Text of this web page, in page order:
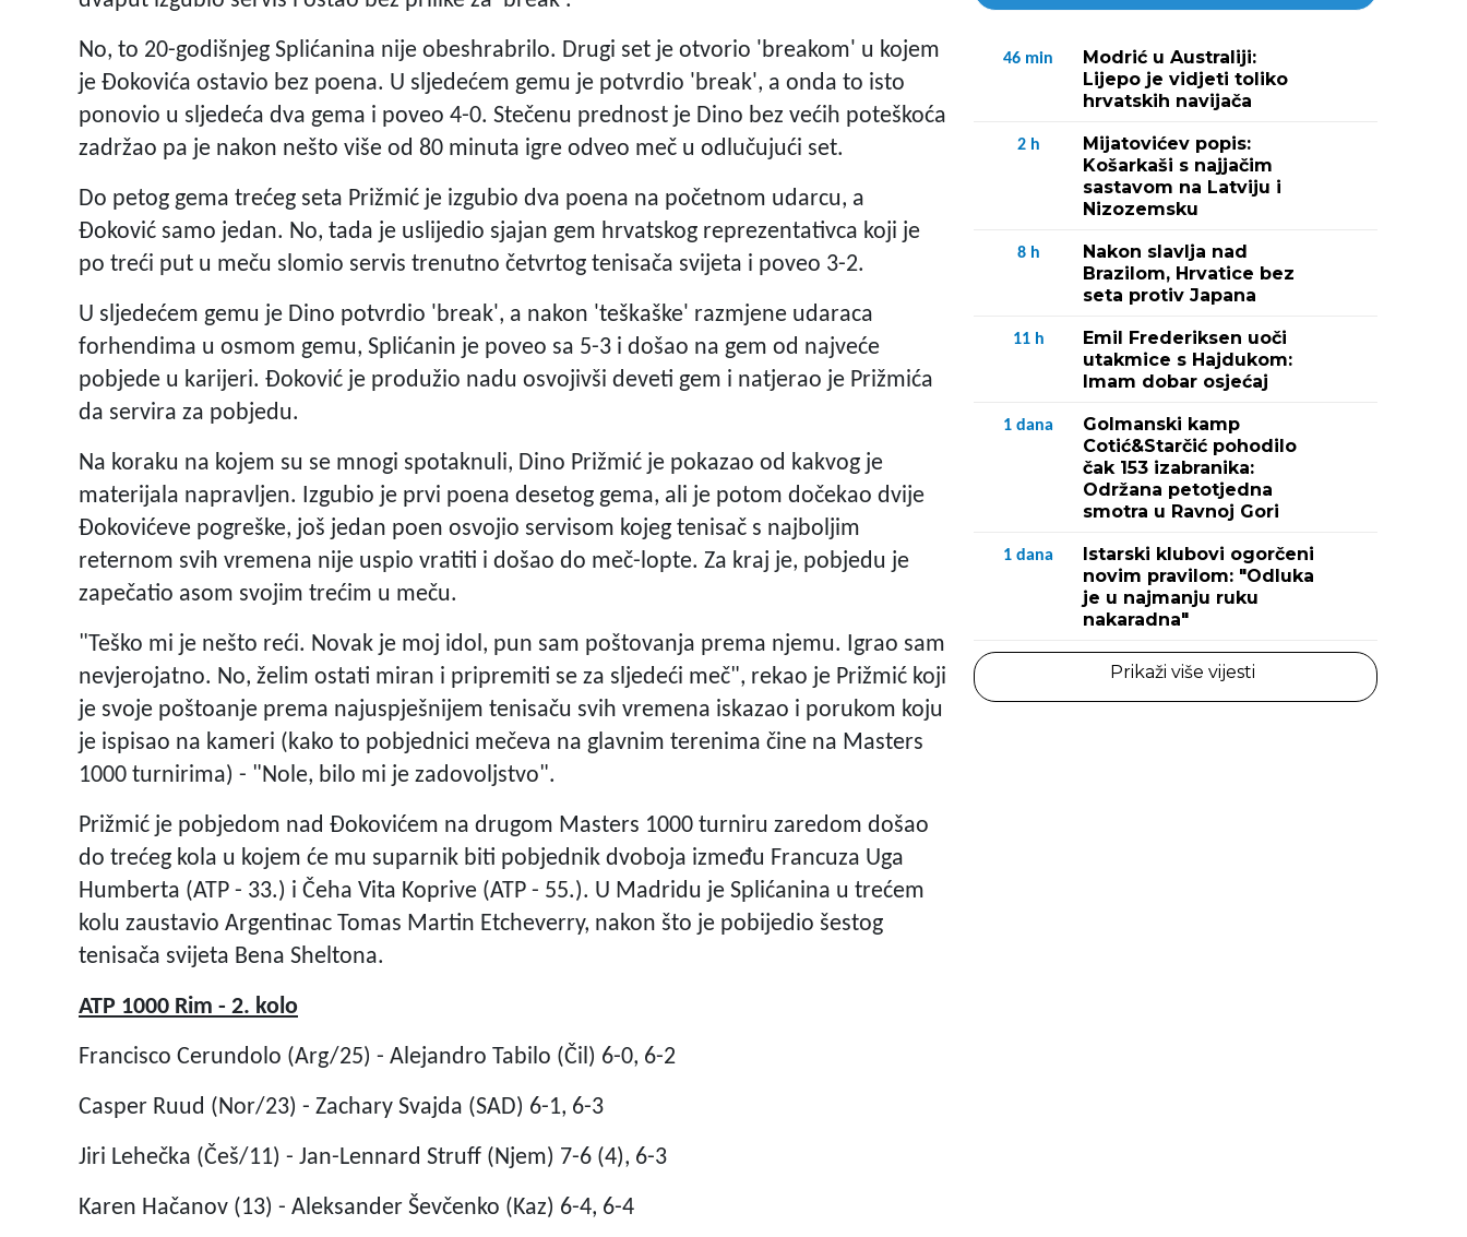
No, to 20-godišnjeg Splićanina nije obeshrabrilo. Drugi set je otvorio 'breakom' u kojem
je Đokovića ostavio bez poena. U sljedećem gemu je potvrdio 'break', a onda to isto
ponovio u sljedeća dva gema i poveo 4-0. Stečenu prednost je Dino bez većih poteškoća
zadržao pa je nakon nešto više od 80 minuta igre odveo meč u odlučujući set.
Do petog gema trećeg seta Prižmić je izgubio dva poena na početnom udarcu, a
Đoković samo jedan. No, tada je uslijedio sjajan gem hrvatskog reprezentativca koji je
po treći put u meču slomio servis trenutno četvrtog tenisača svijeta i poveo 3-2.
U sljedećem gemu je Dino potvrdio 'break', a nakon 'teškaške' razmjene udaraca
forhendima u osmom gemu, Splićanin je poveo sa 5-3 i došao na gem od najveće
pobjede u karijeri. Đoković je produžio nadu osvojivši deveti gem i natjerao je Prižmića
da servira za pobjedu.
Na koraku na kojem su se mnogi spotaknuli, Dino Prižmić je pokazao od kakvog je
materijala napravljen. Izgubio je prvi poena desetog gema, ali je potom dočekao dvije
Đokovićeve pogreške, još jedan poen osvojio servisom kojeg tenisač s najboljim
reternom svih vremena nije uspio vratiti i došao do meč-lopte. Za kraj je, pobjedu je
zapečatio asom svojim trećim u meču.
"Teško mi je nešto reći. Novak je moj idol, pun sam poštovanja prema njemu. Igrao sam
nevjerojatno. No, želim ostati miran i pripremiti se za sljedeći meč", rekao je Prižmić koji
je svoje poštoanje prema najuspješnijem tenisaču svih vremena iskazao i porukom koju
je ispisao na kameri (kako to pobjednici mečeva na glavnim terenima čine na Masters
1000 turnirima) - "Nole, bilo mi je zadovoljstvo".
Prižmić je pobjedom nad Đokovićem na drugom Masters 1000 turniru zaredom došao
do trećeg kola u kojem će mu suparnik biti pobjednik dvoboja između Francuza Uga
Humberta (ATP - 33.) i Čeha Vita Koprive (ATP - 55.). U Madridu je Splićanina u trećem
kolu zaustavio Argentinac Tomas Martin Etcheverry, nakon što je pobijedio šestog
tenisača svijeta Bena Sheltona.
ATP 1000 Rim - 2. kolo
Francisco Cerundolo (Arg/25) - Alejandro Tabilo (Čil) 6-0, 6-2
Casper Ruud (Nor/23) - Zachary Svajda (SAD) 6-1, 6-3
Jiri Lehečka (Češ/11) - Jan-Lennard Struff (Njem) 7-6 (4), 6-3
Karen Hačanov (13) - Aleksander Ševčenko (Kaz) 6-4, 6-4
46 min
Modrić u Australiji:
Lijepo je vidjeti toliko
hrvatskih navijača
2 h
Mijatovićev popis:
Košarkaši s najjačim
sastavom na Latviju i
Nizozemsku
8 h
Nakon slavlja nad
Brazilom, Hrvatice bez
seta protiv Japana
11 h
Emil Frederiksen uoči
utakmice s Hajdukom:
Imam dobar osjećaj
1 dana
Golmanski kamp
Cotić&Starčić pohodilo
čak 153 izabranika:
Održana petotjedna
smotra u Ravnoj Gori
1 dana
Istarski klubovi ogorčeni
novim pravilom: "Odluka
je u najmanju ruku
nakaradna"
Prikaži više vijesti